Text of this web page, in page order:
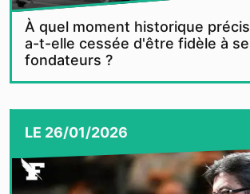
À quel moment historique
a-t-elle cessée d'être fidèle à
fondateurs ?
LE 26/01/2026